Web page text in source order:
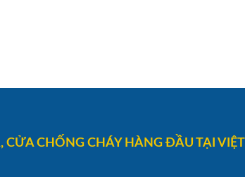
CHỐNG CHÁY HÀNG ĐẦU TẠI